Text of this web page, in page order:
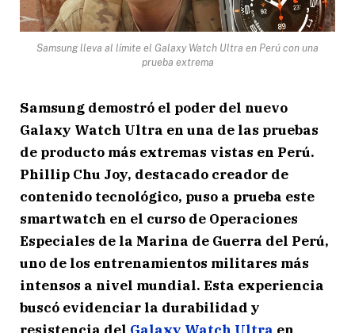
Samsung lleva al límite el Galaxy Watch Ultra en Perú con una
prueba extrema
Samsung demostró el poder del nuevo
Galaxy Watch Ultra en una de las pruebas
de producto más extremas vistas en Perú.
Phillip Chu Joy, destacado creador de
contenido tecnológico, puso a prueba este
smartwatch en el curso de Operaciones
Especiales de la Marina de Guerra del Perú,
uno de los entrenamientos militares más
intensos a nivel mundial. Esta experiencia
buscó evidenciar la durabilidad y